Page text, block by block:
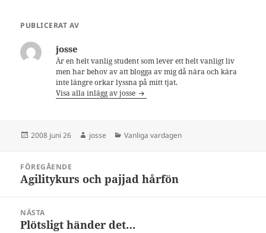
PUBLICERAT AV
josse
Är en helt vanlig student som lever ett helt vanligt liv
men har behov av att blogga av mig då nära och kära
inte längre orkar lyssna på mitt tjat.
Visa alla inlägg av josse
Postat
2008 juni 26 Författare
josse Kategorier
Vanliga vardagen
FÖREGÅENDE
Föregående
Agilitykurs och pajjad hårfön
NÄSTA
Nästa
Plötsligt händer det…